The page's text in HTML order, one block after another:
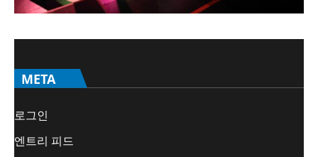
META
로그인
엔트리 피드